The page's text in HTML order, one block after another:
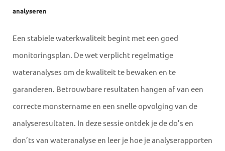
analyseren
Een stabiele waterkwaliteit begint met een goed
monitoringsplan. De wet verplicht regelmatige
wateranalyses om de kwaliteit te bewaken en te
garanderen. Betrouwbare resultaten hangen af van een
correcte monstername en een snelle opvolging van de
analyseresultaten. In deze sessie ontdek je de do’s en
don’ts van wateranalyse en leer je hoe je analyserapporten